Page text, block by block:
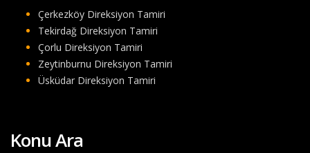
Çerkezköy Direksiyon Tamiri
Tekirdağ Direksiyon Tamiri
Çorlu Direksiyon Tamiri
Zeytinburnu Direksiyon Tamiri
Üsküdar Direksiyon Tamiri
Konu Ara